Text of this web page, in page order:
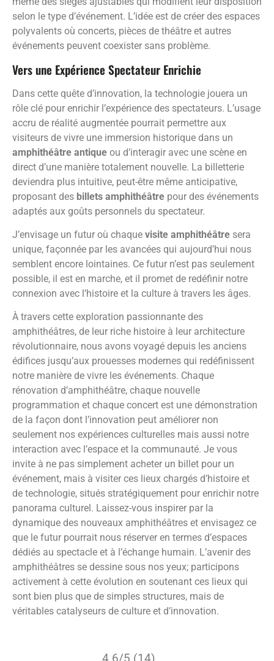
selon le type d’événement. L’idée est de créer des espaces
polyvalents où concerts, pièces de théâtre et autres
événements peuvent coexister sans problème.
Vers une Expérience Spectateur Enrichie
Dans cette quête d’innovation, la technologie jouera un
rôle clé pour enrichir l’expérience des spectateurs. L’usage
accru de réalité augmentée pourrait permettre aux
visiteurs de vivre une immersion historique dans un
amphithéâtre antique ou d’interagir avec une scène en
direct d’une manière totalement nouvelle. La billetterie
deviendra plus intuitive, peut-être même anticipative,
proposant des billets amphithéâtre pour des événements
adaptés aux goûts personnels du spectateur.
J’envisage un futur où chaque visite amphithéâtre sera
unique, façonnée par les avancées qui aujourd’hui nous
semblent encore lointaines. Ce futur n’est pas seulement
possible, il est en marche, et il promet de redéfinir notre
connexion avec l’histoire et la culture à travers les âges.
À travers cette exploration passionnante des
amphithéâtres, de leur riche histoire à leur architecture
révolutionnaire, nous avons voyagé depuis les anciens
édifices jusqu’aux prouesses modernes qui redéfinissent
notre manière de vivre les événements. Chaque
rénovation d’amphithéâtre, chaque nouvelle
programmation et chaque concert est une démonstration
de la façon dont l’innovation peut améliorer non
seulement nos expériences culturelles mais aussi notre
interaction avec l’espace et la communauté. Je vous
invite à ne pas simplement acheter un billet pour un
événement, mais à visiter ces lieux chargés d’histoire et
de technologie, situés stratégiquement pour enrichir notre
panorama culturel. Laissez-vous inspirer par la
dynamique des nouveaux amphithéâtres et envisagez ce
que le futur pourrait nous réserver en termes d’espaces
dédiés au spectacle et à l’échange humain. L’avenir des
amphithéâtres se dessine sous nos yeux; participons
activement à cette évolution en soutenant ces lieux qui
sont bien plus que de simples structures, mais de
véritables catalyseurs de culture et d’innovation.
4.6/5 (14)